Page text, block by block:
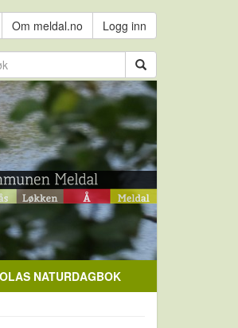
Om meldal.no Logg inn
OLAS NATURDAGBOK